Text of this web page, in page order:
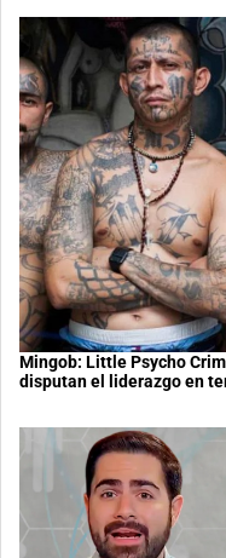
Mingob: Little Psycho
disputan el liderazgo en